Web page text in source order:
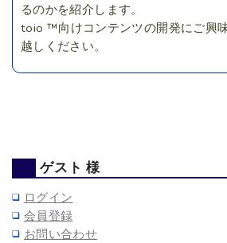
るのかを紹介します。
toio ™向けコンテンツの開発にご興
越しください。
ゲスト 様
ログイン
会員登録
お問い合わせ